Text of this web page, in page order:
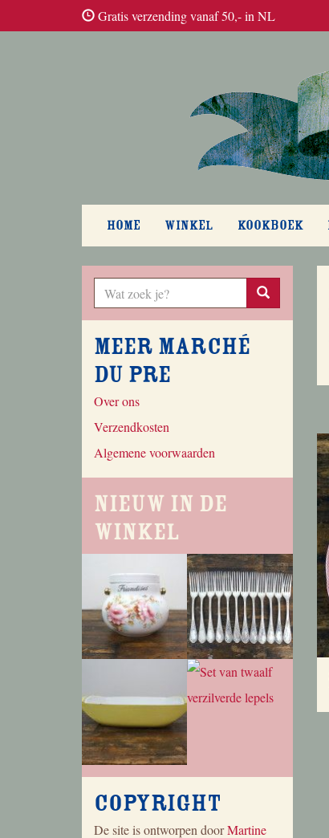
Gratis verzending vanaf 50,- in NL
HOME WINKEL KOOKBOEK
Meer Marché
du Pre
Over ons
Verzendkosten
Algemene voorwaarden
Nieuw in de
winkel
Copyright
De site is ontworpen doorMartine